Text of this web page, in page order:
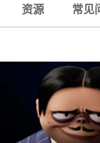
资源 常见